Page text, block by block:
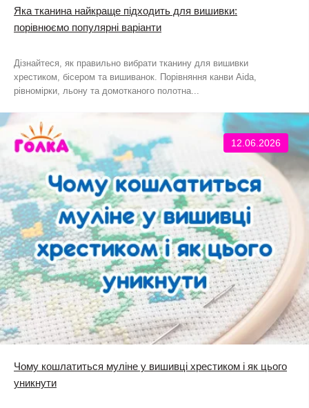
Яка тканина найкраще підходить для вишивки:
порівнюємо популярні варіанти
Дізнайтеся, як правильно вибрати тканину для вишивки
хрестиком, бісером та вишиванок. Порівняння канви Aida,
рівномірки, льону та домотканого полотна...
12.06.2026
Чому кошлатиться муліне у вишивці хрестиком і як цього
уникнути